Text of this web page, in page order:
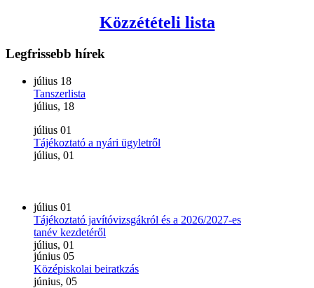
Közzétételi lista
Legfrissebb hírek
július 18
Tanszerlista
július, 18
július 01
Tájékoztató a nyári ügyletről
július, 01
július 01
Tájékoztató javítóvizsgákról és a 2026/2027-es
tanév kezdetéről
július, 01
június 05
Középiskolai beiratkzás
június, 05